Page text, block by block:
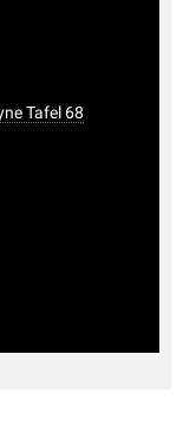
Tafel 68